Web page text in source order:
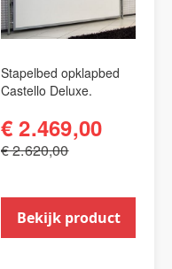
Stapelbed opklapbed
Castello Deluxe.
€ 2.469,00
€ 2.620,00
Bekijk product